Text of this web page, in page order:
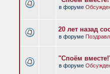
в форуме
20 лет назад
в форуме
"Споём
в форуме